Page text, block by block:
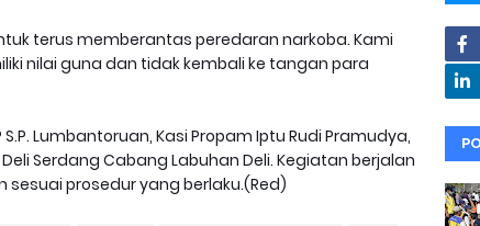
terus memberantas peredaran narkoba. Kami
nilai guna dan tidak kembali ke tangan para
Lumbantoruan, Kasi Propam Iptu Rudi Pramudya,
Serdang Cabang Labuhan Deli. Kegiatan berjalan
prosedur yang berlaku.(Red)